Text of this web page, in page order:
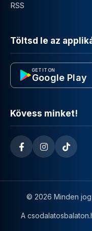
RSS
Töltsd le az
GET IT ON
Google Play
Kövess minket!
© 2026 Minden jog
A